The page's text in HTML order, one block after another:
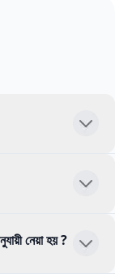
নেয়া হয় ?